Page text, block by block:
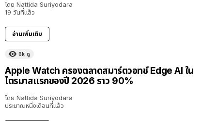
โดย Nattida Suriyodara
19 วันที่แล้ว
อ่านเพิ่มเติม
6k ดู
Apple Watch ครองตลาดสมาร์ตวอทช์ Edge AI ใน
ไตรมาสแรกของปี 2026 ราว 90%
โดย Nattida Suriyodara
ประมาณหนึ่งเดือนที่แล้ว